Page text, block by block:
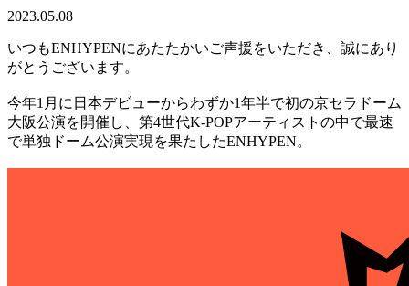
2023.05.08
いつもENHYPENにあたたかいご声援をいただき、誠にあり
がとうございます。
今年1月に日本デビューからわずか1年半で初の京セラドーム
大阪公演を開催し、第4世代K-POPアーティストの中で最速
で単独ドーム公演実現を果たしたENHYPEN。